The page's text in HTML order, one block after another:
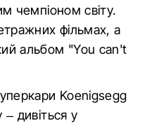
чемпіоном світу.
фільмах, а
альбом "You can't
Koenigsegg
дивіться у